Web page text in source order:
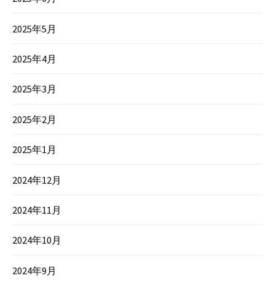
2025年5月
2025年4月
2025年3月
2025年2月
2025年1月
2024年12月
2024年11月
2024年10月
2024年9月